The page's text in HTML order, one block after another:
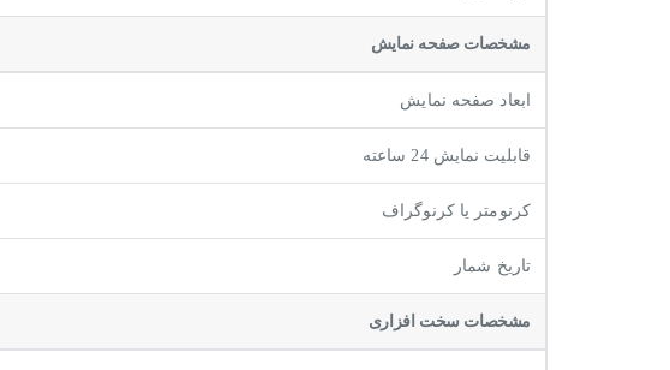
مشخصات صفحه نمايش
ابعاد صفحه نمایش
قابلیت نمایش 24 ساعته
کرنومتر یا کرنوگراف
تاریخ شمار
مشخصات سخت افزاری